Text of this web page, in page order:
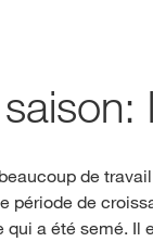
Il existe une page
de
période de
qui a été semé. Il